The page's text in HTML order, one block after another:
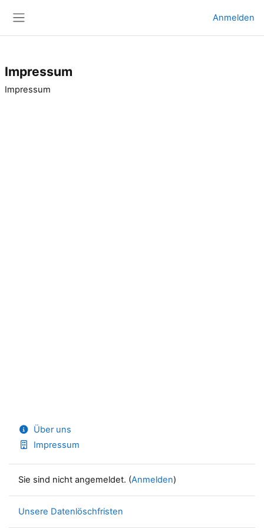
Anmelden
Impressum
Impressum
Über uns
Impressum
Sie sind nicht angemeldet. (Anmelden)
Unsere Datenlöschfristen